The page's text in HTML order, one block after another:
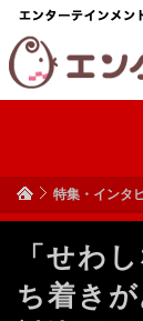
特集・インタ
「せわ
ち着き